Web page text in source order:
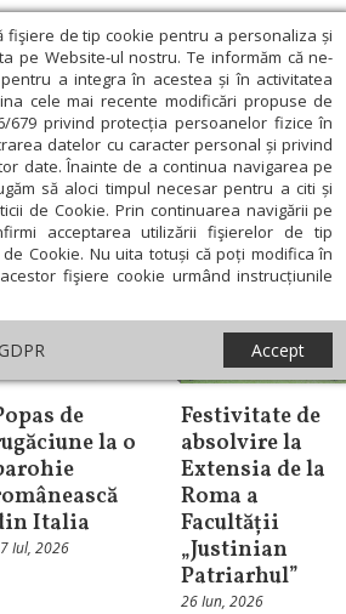
fişiere de tip cookie pentru a personaliza și
pe Website-ul nostru. Te informăm că ne-
a integra în acestea și în activitatea
cele mai recente modificări propuse de
679 privind protecția persoanelor fizice în
datelor cu caracter personal și privind
date. Înainte de a continua navigarea pe
să aloci timpul necesar pentru a citi și
de Cookie. Prin continuarea navigării pe
acceptarea utilizării fişierelor de tip
Cookie. Nu uita totuși că poți modifica în
fişiere cookie urmând instrucțiunile
GDPR Accept
Italiei
Italiei
Diaspora
de
la o
Italia
Iul, 2026
Festivitate de
absolvire la
Extensia de la
Roma a
Facultății
„Justinian
Patriarhul”
26 Iun, 2026